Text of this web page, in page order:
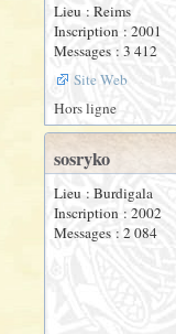
Lieu : Reims
Inscription : 2001
Messages : 3 412
Site Web
Hors ligne
sosryko
Lieu : Burdigala
Inscription : 2002
Messages : 2 084